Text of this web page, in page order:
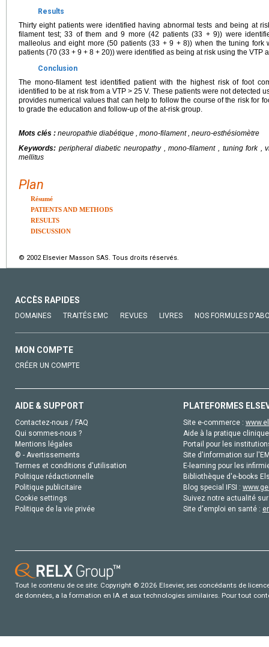
Results
Thirty eight patients were identified having abnormal tests and being at
filament test; 33 of them and 9 more (42 patients (33 + 9)) were
malleolus and eight more (50 patients (33 + 9 + 8)) when the tuning fork
patients (70 (33 + 9 + 8 + 20)) were identified as being at risk using the VTP
Conclusion
The mono-filament test identified patient with the highest risk of foot
identified to be at risk from a VTP > 25 V. These patients were not detected
provides numerical values that can help to follow the course of the risk for
to grade the education and follow-up of the at-risk group.
Mots clés : neuropathie diabétique , mono-filament , neuro-esthésiomètre
Keywords: peripheral diabetic neuropathy , mono-filament , tuning fork ,
mellitus
Plan
Résumé
PATIENTS AND METHODS
RESULTS
DISCUSSION
© 2002 Elsevier Masson SAS. Tous droits réservés.
ACCÈS RAPIDES
DOMAINES TRAITÉS EMC REVUES LIVRES NOS FORMULES
MON COMPTE
CRÉER UN COMPTE
AIDE & SUPPORT
Contactez-nous / FAQ
Qui sommes-nous ?
Mentions légales
© - Avertissements
Termes et conditions d'utilisation
Politique rédactionnelle
Politique publicitaire
Cookie settings
Politique de la vie privée
PLATEFORMES
Site e-commerce :
Aide à la pratique
Portail pour les
Site d'information sur
E-learning pour les
Bibliothèque d'e-books
Blog special IFSI :
Suivez notre actualité
Site d'emploi en santé :
Tout le contenu de ce site: Copyright © 2026 Elsevier, ses concédants de
de données, a la formation en IA et aux technologies similaires. Pour tout